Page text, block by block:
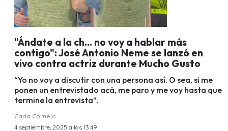
"Ándate a la ch... no voy a hablar más
contigo": José Antonio Neme se lanzó en
vivo contra actriz durante Mucho Gusto
“Yo no voy a discutir con una persona así. O sea, si me
ponen un entrevistado acá, me paro y me voy hasta que
termine la entrevista”.
Carla Cornejo
4 septiembre, 2025 a las 13:49